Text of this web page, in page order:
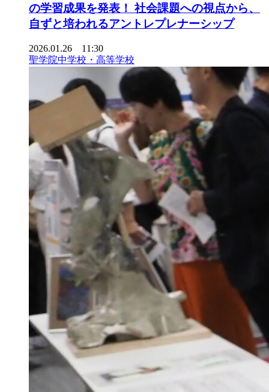
の学習成果を発表！ 社会課題への視点から、
自ずと培われるアントレプレナーシップ
2026.01.26 11:30
聖学院中学校・高等学校